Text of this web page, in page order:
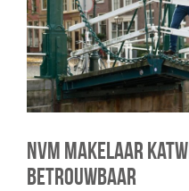
NVM Makelaar
Betrouwbaar